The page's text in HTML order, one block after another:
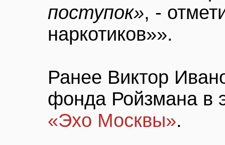
поступок», -
наркотиков»».
Ранее Виктор
фонда Ройзмана в
«Эхо Москвы».